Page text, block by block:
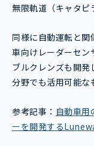
無限軌道（キャタピ
同様に自動運転と関
車向けレーダーセン
ブルクレンズも開
分野でも活用可能な
参考記事： 自動車
ーを開発する